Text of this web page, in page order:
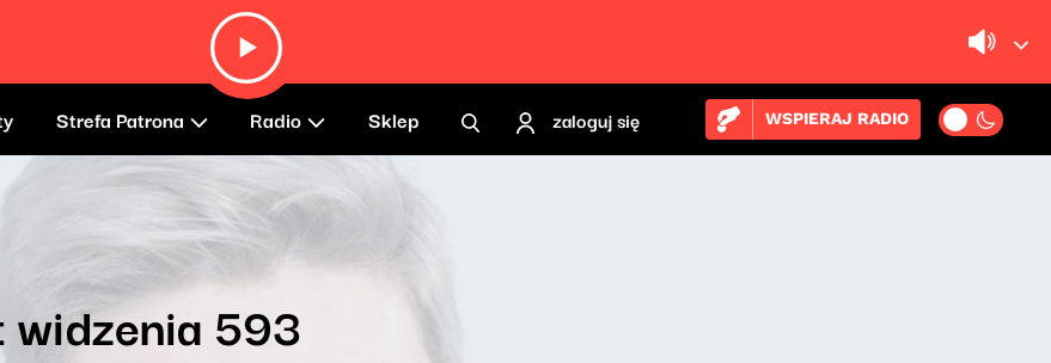
Strefa Patrona Radio Sklep zaloguj się WSPIERAJ RADIO
widzenia 593